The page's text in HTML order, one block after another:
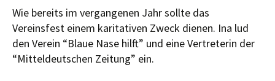
Wie bereits im vergangenen Jahr sollte das
Vereinsfest einem karitativen Zweck dienen. Ina lud
den Verein “Blaue Nase hilft” und eine Vertreterin der
“Mitteldeutschen Zeitung” ein.